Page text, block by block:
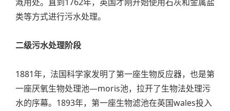
类等方式进行污水处理。
二级污水处理阶段
1881年，法国科学家发明了第一座生物反应器，也是第
一座厌氧生物处理池—moris池，拉开了生物法处理污
水的序幕。1893年，第一座生物滤池在英国wales投入